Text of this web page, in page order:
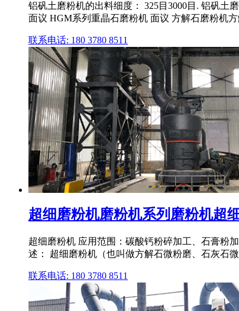
铝矾土磨粉机的出料细度： 325目3000目. 铝矾土
面议 HGM系列重晶石磨粉机 面议 方解石磨粉机
联系电话: 180 3780 8511
超细磨粉机磨粉机系列磨粉机超
超细磨粉机 应用范围：碳酸钙粉碎加工、石膏粉
述： 超细磨粉机（也叫做方解石微粉磨、石灰石
联系电话: 180 3780 8511